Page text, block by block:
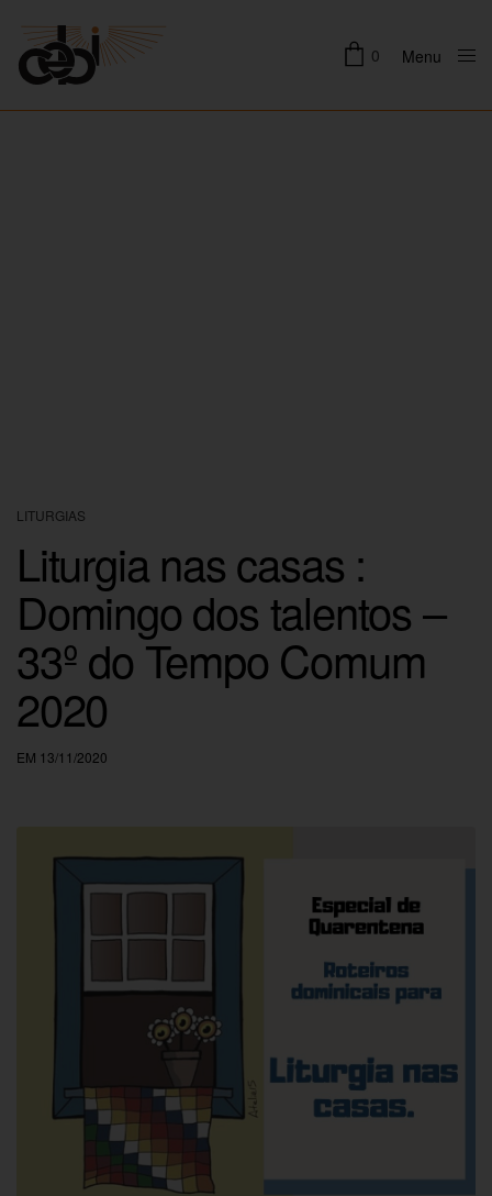
0 Menu
LITURGIAS
Liturgia nas casas :
Domingo dos talentos –
33º do Tempo Comum
2020
EM 13/11/2020